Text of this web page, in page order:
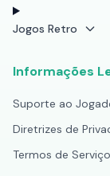
Jogos Retro
Informações
Suporte ao
Diretrizes de
Termos de Serviço